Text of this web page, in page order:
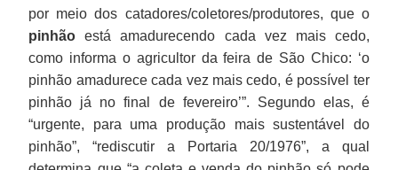
por meio dos catadores/coletores/produtores, que o
pinhão está amadurecendo cada vez mais cedo,
como informa o agricultor da feira de São Chico: ‘o
pinhão amadurece cada vez mais cedo, é possível ter
pinhão já no final de fevereiro’”. Segundo elas, é
“urgente, para uma produção mais sustentável do
pinhão”, “rediscutir a Portaria 20/1976”, a qual